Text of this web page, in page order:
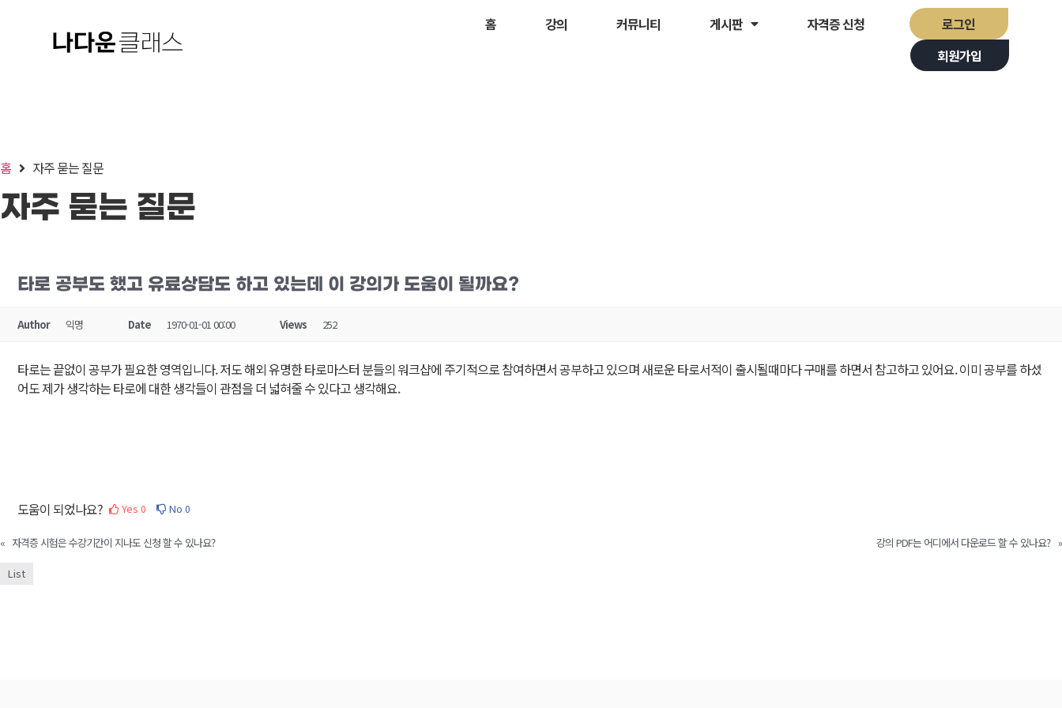
홈 강의 커뮤니티 게시판 자격증 신청
로그인
회원가입
홈 자주 묻는 질문
자주 묻는 질문
타로 공부도 했고 유료상담도 하고 있는데 이 강의가 도움이 될까요?
Author 익명 Date 1970-01-01 00:00 Views 252
타로는 끝없이 공부가 필요한 영역입니다. 저도 해외 유명한 타로마스터 분들의 워크샵에 주기적으로 참여하면서 공부하고 있으며 새로운 타로서적이 출시될때마다 구매를 하면서 참고하고 있어요. 이미 공부를 하셨
어도 제가 생각하는 타로에 대한 생각들이 관점을 더 넓혀줄 수 있다고 생각해요.
도움이 되었나요? Yes 0 No 0
« 자격증 시험은 수강기간이 지나도 신청 할 수 있나요? 강의 PDF는 어디에서 다운로드 할 수 있나요? »
List